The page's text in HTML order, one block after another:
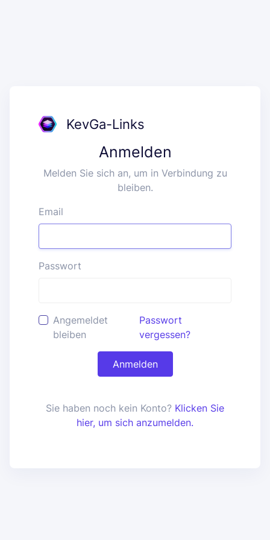
KevGa-Links
Anmelden
Melden Sie sich an, um in Verbindung zu
bleiben.
Email
Passwort
Angemeldet
bleiben
Passwort
vergessen?
Anmelden
Sie haben noch kein Konto? Klicken Sie
hier, um sich anzumelden.